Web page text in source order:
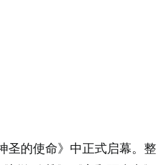
圣的使命》中正式启幕。整